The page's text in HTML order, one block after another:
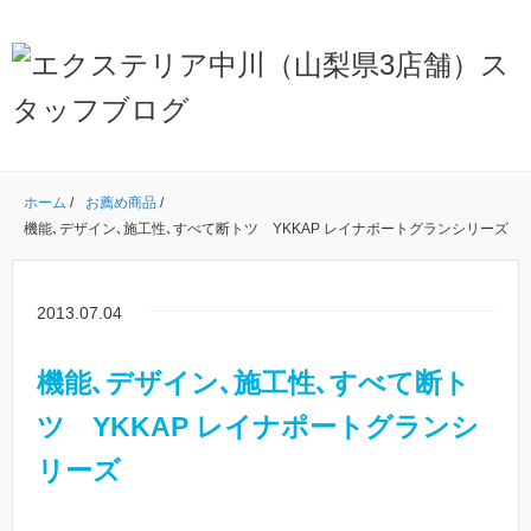
ホーム / お薦め商品 /
機能､デザイン､施工性､すべて断トツ YKKAP レイナポートグランシリーズ
2013.07.04
機能､デザイン､施工性､すべて断ト
ツ YKKAP レイナポートグランシ
リーズ